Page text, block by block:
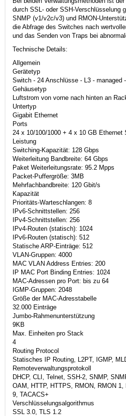
durch SSL- oder SSH-Verschlüsselung
SNMP (v1/v2c/v3) und RMON-
die Abfrage des Switches nach
und das Senden von Traps bei
Technische Details:
Allgemein
Gerätetyp
Switch - 24 Anschlüsse - L3 - managed
Gehäusetyp
Luftstrom von vorne nach hinten an
Untertyp
Gigabit Ethernet
Ports
24 x 10/100/1000 + 4 x 10 GB
Leistung
Switching-Kapazität: 128 Gbps
Weiterleitung Bandbreite: 64 Gbps
Paket Weiterleitungsrate: 95.2 Mpps
Packet-Puffergröße: 3MB
Mehrfachbandbreite: 120 Gbit/s
Kapazität
Prioritäts-Warteschlangen: 8
IPv6-Schnittstellen: 256
IPv4-Schnittstellen: 256
IPv4-Routen (statisch): 1024
IPv6-Routen (statisch): 512
Statische ARP-Einträge: 512
VLAN-Gruppen: 4000
MAC VLAN Address Entries: 200
IP MAC Port Binding Entries: 1024
MAC-Adressen pro Port: bis zu 64
IGMP-Gruppen: 2048
Größe der MAC-Adresstabelle
32.000 Einträge
Jumbo-Rahmenunterstützung
9KB
Max. Einheiten pro Stack
4
Routing Protocol
Statisches IP Routing, L2PT, IGMP,
Remoteverwaltungsprotokoll
DHCP, CLI, Telnet, SSH-2, SNMP,
OAM, HTTP, HTTPS, RMON, RMON
9, TACACS+
Verschlüsselungsalgorithmus
SSL 3.0, TLS 1.2